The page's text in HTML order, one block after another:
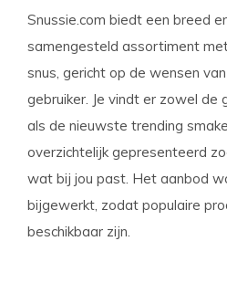
Snussie.com biedt een breed
samengesteld assortiment
snus, gericht op de wensen
gebruiker. Je vindt er zowel
als de nieuwste trending
overzichtelijk gepresenteerd
wat bij jou past. Het aanbod
bijgewerkt, zodat populaire
beschikbaar zijn.